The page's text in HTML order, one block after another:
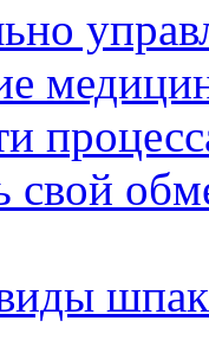
свой